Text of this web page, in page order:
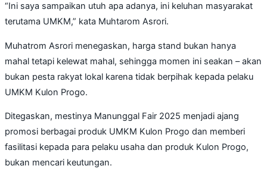
“Ini saya sampaikan utuh apa adanya, ini keluhan masyarakat
terutama UMKM,” kata Muhtarom Asrori.
Muhatrom Asrori menegaskan, harga stand bukan hanya
mahal tetapi kelewat mahal, sehingga momen ini seakan – akan
bukan pesta rakyat lokal karena tidak berpihak kepada pelaku
UMKM Kulon Progo.
Ditegaskan, mestinya Manunggal Fair 2025 menjadi ajang
promosi berbagai produk UMKM Kulon Progo dan memberi
fasilitasi kepada para pelaku usaha dan produk Kulon Progo,
bukan mencari keutungan.